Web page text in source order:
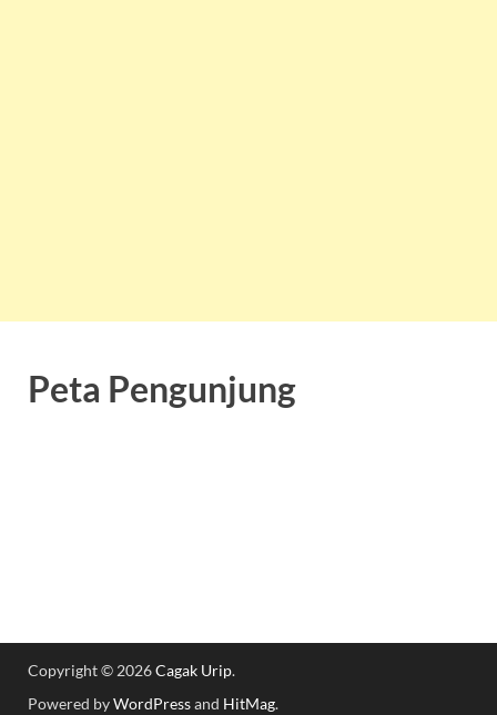
Peta Pengunjung
Copyright © 2026Cagak Urip.
Powered byWordPressand HitMag.